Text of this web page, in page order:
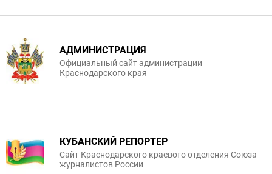
АДМИНИСТРАЦИЯ
Официальный сайт администрации
Краснодарского края
КУБАНСКИЙ РЕПОРТЕР
Сайт Краснодарского краевого отделения Союза
журналистов России